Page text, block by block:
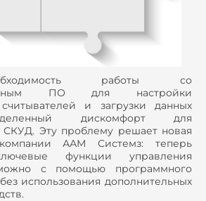
работы со
ПО для настройки
и загрузки данных
дискомфорт для
СКУД. Эту проблему решает новая
ААМ Системз: теперь
функции управления
с помощью программного
использования дополнительных